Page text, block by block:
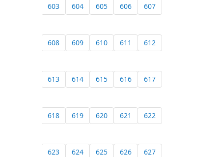
603 604 605 606 607
608 609 610 611 612
613 614 615 616 617
618 619 620 621 622
623 624 625 626 627